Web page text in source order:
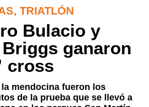
, TRIATLÓN
Bulacio y
ganaron
cross
mendocina fueron los
de la prueba que se llevó a